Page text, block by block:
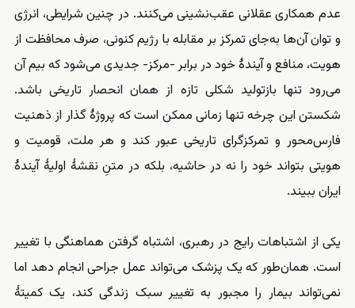
عدم همکاری عقلانی عقب‌نشینی می‌کنند. در چنین شرایطی، انرژی
و توان آن‌ها به‌جای تمرکز بر مقابله با رژیم کنونی، صرف محافظت از
هویت، منافع و آیندهٔ خود در برابر -مرکز- جدیدی می‌شود که بیم آن
می‌رود تنها بازتولید شکلی تازه از همان انحصار تاریخی باشد.
شکستن این چرخه تنها زمانی ممکن است که پروژهٔ گذار از ذهنیت
فارس‌محور و تمرکزگرای تاریخی عبور کند و هر ملت، قومیت و
هویتی بتواند خود را نه در حاشیه، بلکه در متنِ نقشهٔ اولیهٔ آیندهٔ
ایران ببیند.
یکی از اشتباهات رایج در رهبری، اشتباه گرفتن هماهنگی با تغییر
است. همان‌طور که یک پزشک می‌تواند عمل جراحی انجام دهد اما
نمی‌تواند بیمار را مجبور به تغییر سبک زندگی کند، یک کمیتهٔ